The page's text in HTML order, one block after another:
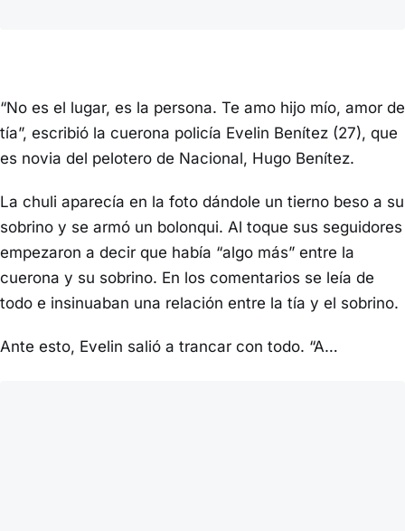
“No es el lugar, es la persona. Te amo hijo mío, amor de
tía”, escribió la cuerona policía Evelin Benítez (27), que
es novia del pelotero de Nacional, Hugo Benítez.
La chuli aparecía en la foto dándole un tierno beso a su
sobrino y se armó un bolonqui. Al toque sus seguidores
empezaron a decir que había “algo más” entre la
cuerona y su sobrino. En los comentarios se leía de
todo e insinuaban una relación entre la tía y el sobrino.
Ante esto, Evelin salió a trancar con todo. “A…